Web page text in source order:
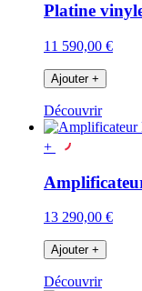
Platine
11 590,00 €
Ajouter +
Découvrir
+
13 290,00 €
Ajouter +
Découvrir